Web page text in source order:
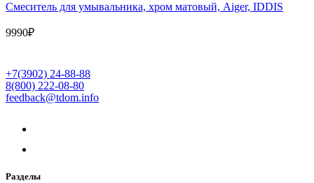
Cмеситель для умывальника, хром матовый, Aiger, IDDIS
9990₽
+7(3902) 24-88-88
8(800) 222-08-80
feedback@tdom.info
Разделы